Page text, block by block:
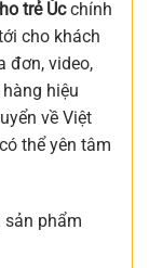
trẻ Úcchính
cho khách
đơn, video,
hiệu
về Việt
thể yên tâm
sản phẩm